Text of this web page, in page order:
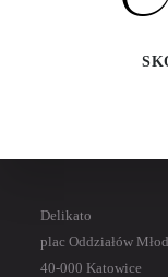
Delikato
plac Oddziałów
40-000 Katowice